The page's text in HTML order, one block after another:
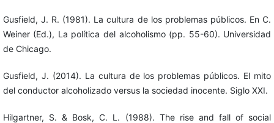
Gusfield, J. R. (1981). La cultura de los problemas públicos. En C.
Weiner (Ed.), La política del alcoholismo (pp. 55-60). Universidad
de Chicago.
Gusfield, J. (2014). La cultura de los problemas públicos. El mito
del conductor alcoholizado versus la sociedad inocente. Siglo XXI.
Hilgartner, S. & Bosk, C. L. (1988). The rise and fall of social